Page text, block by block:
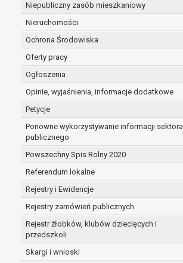
Niepubliczny zasób mieszkaniowy
Nieruchomości
Ochrona Środowiska
Oferty pracy
Ogłoszenia
Opinie, wyjaśnienia, informacje dodatkowe
Petycje
Ponowne wykorzystywanie informacji sektora
publicznego
Powszechny Spis Rolny 2020
Referendum lokalne
Rejestry i Ewidencje
Rejestry zamówień publicznych
Rejestr żłobków, klubów dziecięcych i
przedszkoli
Skargi i wnioski